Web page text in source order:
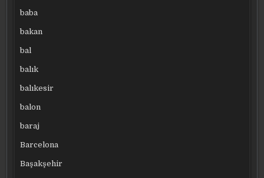
baba
bakan
bal
balık
balıkesir
balon
baraj
Barcelona
Başakşehir